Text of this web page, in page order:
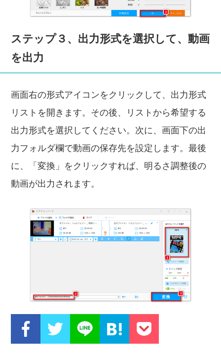
ステップ３、出力形式を選択して、動画
を出力
画面右の形式アイコンをクリックして、出力形式
リストを開きます。その後、リストから希望する
出力形式を選択してください。次に、画面下の出
力フォルダ欄で動画の保存先を設定します。最後
に、「変換」をクリックすれば、明るさ調整後の
動画が出力されます。